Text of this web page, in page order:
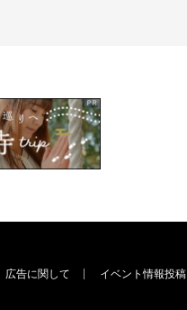
広告に関して イベント情報投稿